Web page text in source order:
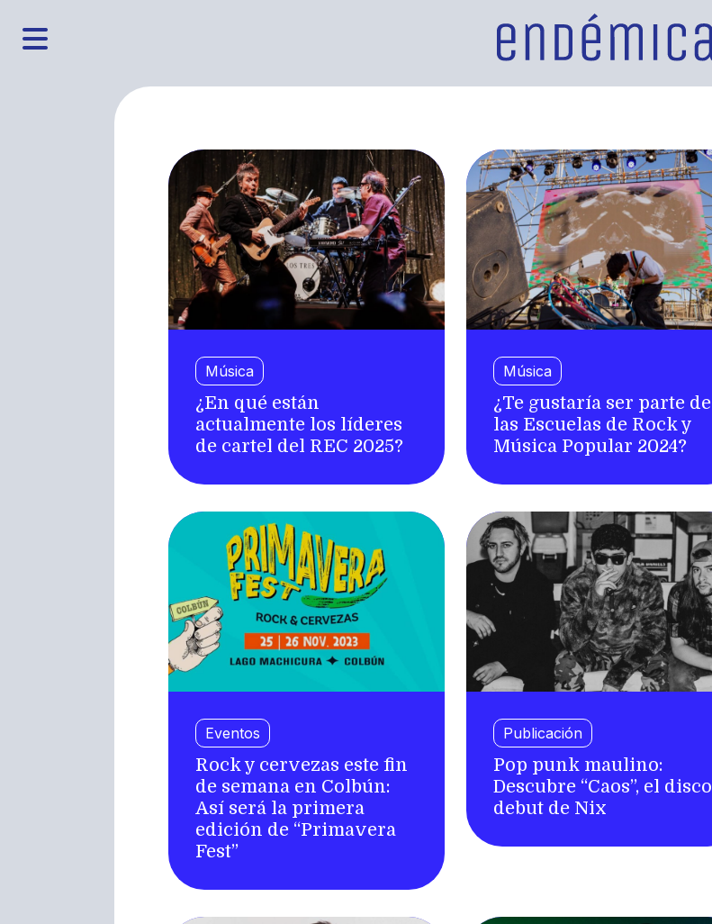
Música
¿En qué están
actualmente los líderes
de cartel del REC 2025?
Música
¿Te gustaría ser parte de
las Escuelas de Rock y
Música Popular 2024?
Eventos
Rock y cervezas este fin
de semana en Colbún:
Así será la primera
edición de “Primavera
Fest”
Publicación
Pop punk maulino:
Descubre “Caos”, el disco
debut de Nix